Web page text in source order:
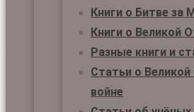
Книги о Битве за
Книги о Великой
Разные книги и
Статьи о
войне